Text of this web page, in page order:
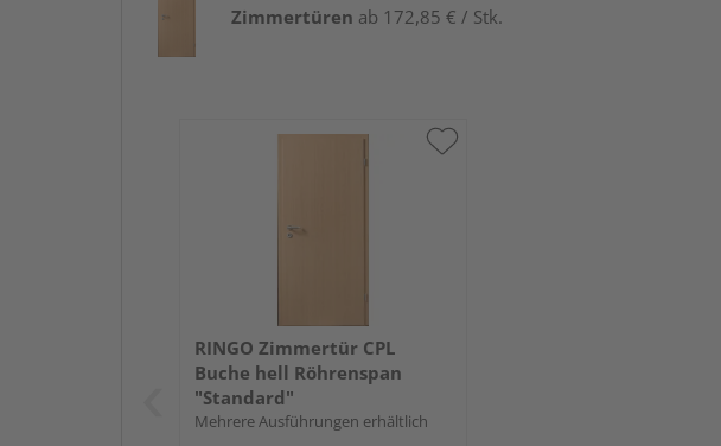
Zimmertüren ab 172,85 € / Stk.
RINGO Zimmertür CPL
Buche hell Röhrenspan
"Standard"
Mehrere Ausführungen erhältlich